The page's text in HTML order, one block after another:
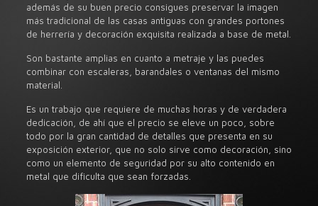
además de su buen precio consigues preservar la imagen
más tradicional de las casas antiguas con grandes portones
de herrería y decoración exquisita realizada a base de metal.
Son bastante amplias en cuanto a metraje y las puedes
combinar con escaleras, barandales o ventanas del mismo
material.
Es un trabajo que requiere de muchas horas y de verdadera
dedicación, de ahí que el precio se eleve un poco, sobre
todo por la gran cantidad de detalles que presenta en su
exposición exterior, que no solo sirve como decoración, sino
como un elemento de seguridad por su alto contenido en
metal que dificulta que sean forzadas.